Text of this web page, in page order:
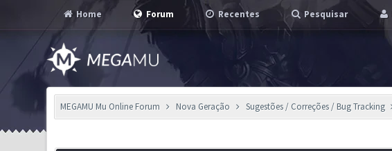
Home Forum Recentes Pesquisar
MEGAMU Mu Online Forum Nova Geração Sugestões / Correções / Bug Tracking